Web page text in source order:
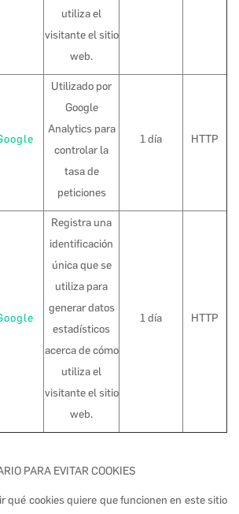
utiliza el
visitante el sitio
web.
Utilizado por
Google
Analytics para
controlar la
tasa de
peticiones
1 día HTTP
Registra una
identificación
única que se
utiliza para
generar datos
estadísticos
acerca de cómo
utiliza el
visitante el sitio
web.
1 día HTTP
PARA EVITAR COOKIES
qué cookies quiere que funcionen en este sitio